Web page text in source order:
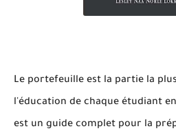
Le portefeuille est la partie la
l'éducation de chaque étudiant
est un guide complet pour la